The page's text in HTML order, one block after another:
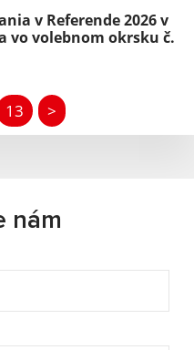
v Referende 2026 v
vo volebnom okrsku č.
13 >
nám